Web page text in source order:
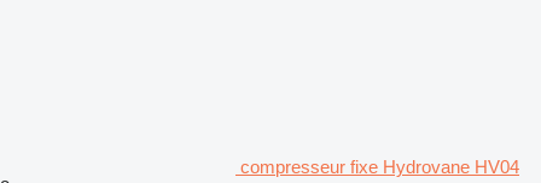
compresseur fixe Hydrovane HV04